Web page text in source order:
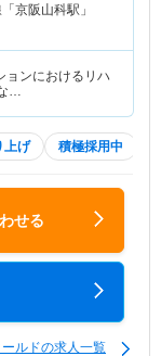
京阪山科駅」
ョンにおけるリハ
…
上げ 積極採用中
せる
ルドの求人一覧